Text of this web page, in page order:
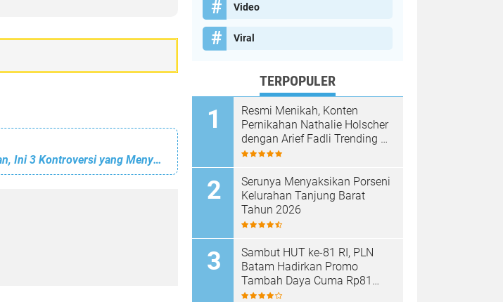
Sebelum Jadi Tersangka Kasus Pemukulan, Ini 3 Kontroversi yang Menyeret Nama Putra Siregar
Video
Viral
TERPOPULER
Resmi Menikah, Konten
Pernikahan Nathalie Holscher
dengan Arief Fadli Trending di
TikTok, Tembus 75 Juta
Serunya Menyaksikan Porseni
Kelurahan Tanjung Barat
Tahun 2026
Sambut HUT ke-81 RI, PLN
Batam Hadirkan Promo
Tambah Daya Cuma Rp81
Ribu